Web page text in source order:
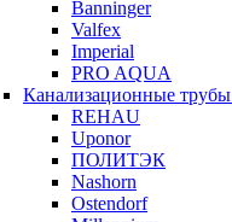
Banninger
Valfex
Imperial
PRO AQUA
Канализационные трубы
REHAU
Uponor
ПОЛИТЭК
Nashorn
Ostendorf